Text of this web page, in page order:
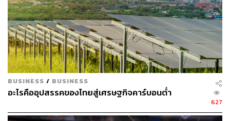
BUSINESS / BUSINESS
อะไรคืออุปสรรคของไทยสู่เศรษฐกิจคาร์บอนต่ำ
627